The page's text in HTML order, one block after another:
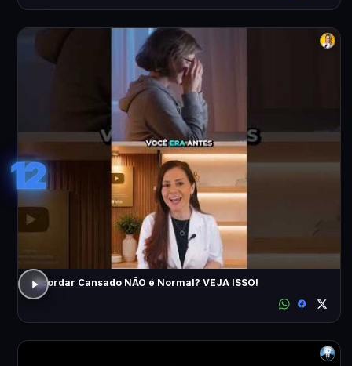
12
Acordar Cansado NÃO é Normal? VEJA ISSO!